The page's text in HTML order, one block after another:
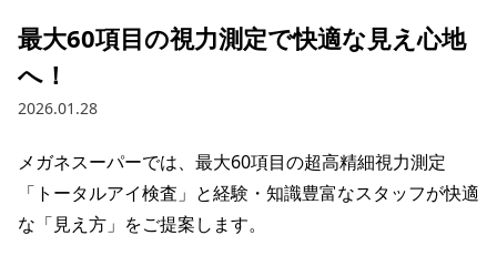
最大60項目の視力測定で快適な見え心地
へ！
2026.01.28
メガネスーパーでは、最大60項目の超高精細視力測定
「トータルアイ検査」と経験・知識豊富なスタッフが快適
な「見え方」をご提案します。